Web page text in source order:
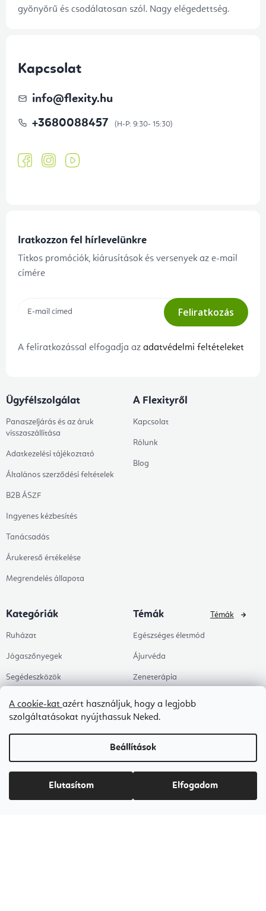
A cookie-kat azért használjuk, hogy a legjobb
szolgáltatásokat nyújthassuk Neked.
Beállítások
Elutasítom Elfogadom
gyönyörű és csodálatosan szól. Nagy elégedettség.
Kapcsolat
info@flexity.hu
+3680088457
Iratkozzon fel hírlevelünkre
Titkos promóciók, kiárusítások és versenyek az e-mail
címére
Feliratkozás
A feliratkozással elfogadja az adatvédelmi feltételeket
Ügyfélszolgálat
Panaszeljárás és az áruk
visszaszállítása
Adatkezelési tájékoztató
Általános szerződési feltételek
B2B ÁSZF
Ingyenes kézbesítés
Tanácsadás
Árukereső értékelése
Megrendelés állapota
A Flexityről
Kapcsolat
Rólunk
Blog
Kategóriák
Ruházat
Jógaszőnyegek
Segédeszközök
Kiegészítők
Témák
Témák
Egészséges életmód
Ájurvéda
Zeneterápia
Jógastúdióknak
Munkahely és Home Office
Zen és meditáció
Aromaterápia
Témák